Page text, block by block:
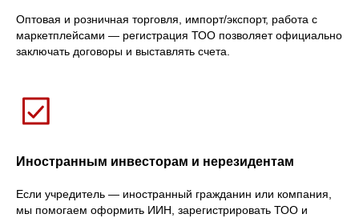
Оптовая и розничная торговля, импорт/экспорт, работа с
маркетплейсами — регистрация ТОО позволяет официально
заключать договоры и выставлять счета.
Иностранным инвесторам и нерезидентам
Если учредитель — иностранный гражданин или компания,
мы помогаем оформить ИИН, зарегистрировать ТОО и